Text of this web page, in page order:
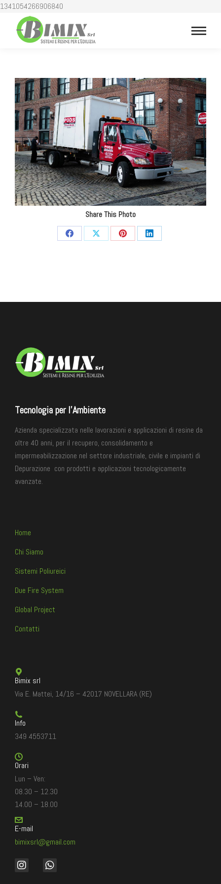
1341054266906840
Share This Photo
Tecnologia per l'Ambiente
Azienda specializzata nelle lavorazioni e applicazioni di resine da
oltre 40 anni, per il recupero, consolidamento e
impermeabilizzazione nel settore industriale, civile e impianti di
Depurazione con prodotti e applicazioni tecnologicamente
avanzate.
Home
Chi Siamo
Sistemi Poliureici
Due Fire System
Global Project
Contatti
Bimix srl
Via E. Mattei, 14/16 – 42017 NOVELLARA (RE)
Info
349 4553711
Orari
Lun – Ven:
08.30 – 12.30
14.00 – 18.00
E-mail
bimixsrl@gmail.com